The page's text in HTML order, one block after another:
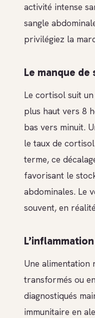
activité intense
sangle
privilégiez la
Le manque de
Le cortisol suit
plus haut vers 8
bas vers minuit.
le taux de
terme, ce
favorisant le
abdominales. Le
souvent, en
Une alimentation
transformés ou
diagnostiqués
immunitaire en